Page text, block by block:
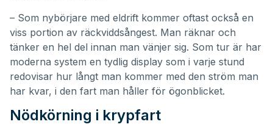
– Som nybörjare med eldrift kommer oftast också en
viss portion av räckviddsångest. Man räknar och
tänker en hel del innan man vänjer sig. Som tur är har
moderna system en tydlig display som i varje stund
redovisar hur långt man kommer med den ström man
har kvar, i den fart man håller för ögonblicket.
Nödkörning i krypfart